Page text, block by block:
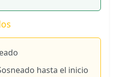
hasta el inicio